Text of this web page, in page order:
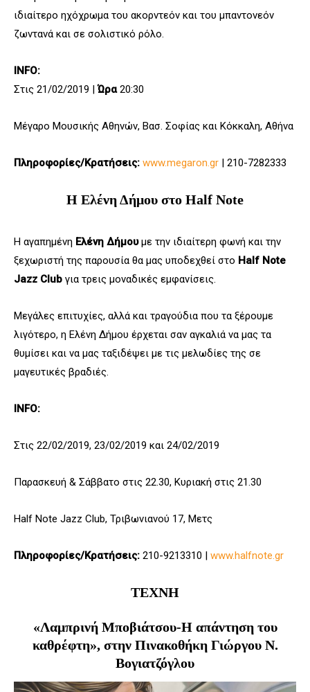
ιδιαίτερο ηχόχρωμα του ακορντεόν και του μπαντονεόν
ζωντανά και σε σολιστικό ρόλο.
INFO:
Στις 21/02/2019 |Ώρα20:30
Μέγαρο Μουσικής Αθηνών, Βασ. Σοφίας και Κόκκαλη, Αθήνα
Πληροφορίες/Κρατήσεις: www.megaron.gr | 210-7282333
Η Ελένη Δήμου στο Half Note
Η αγαπημένη Ελένη Δήμουμε την ιδιαίτερη φωνή και την
ξεχωριστή της παρουσία θα μας υποδεχθεί στο Half Note
Jazz Club για τρεις μοναδικές εμφανίσεις.
Μεγάλες επιτυχίες, αλλά και τραγούδια που τα ξέρουμε
λιγότερο, η Ελένη Δήμου έρχεται σαν αγκαλιά να μας τα
θυμίσει και να μας ταξιδέψει με τις μελωδίες της σε
μαγευτικές βραδιές.
INFO:
Στις 22/02/2019, 23/02/2019 και 24/02/2019
Παρασκευή & Σάββατο στις 22.30, Κυριακή στις 21.30
Half Note Jazz Club, Τριβωνιανού 17, Μετς
Πληροφορίες/Κρατήσεις: 210-9213310 | www.halfnote.gr
ΤΕΧΝΗ
«Λαμπρινή Μποβιάτσου-Η απάντηση του
καθρέφτη», στην Πινακοθήκη Γιώργου Ν.
Βογιατζόγλου